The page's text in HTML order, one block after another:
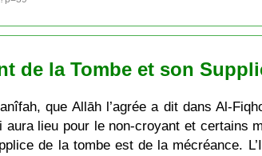
de la Tombe et son
que Allāh l’agrée a dit dans Al-
aura lieu pour le non-croyant et certains
de la tombe est de la mécréance.